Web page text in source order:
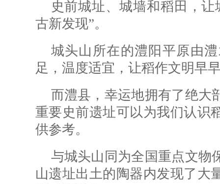
史前城址、城墙和稻田，
古新发现”。
城头山所在的澧阳平原由
足，温度适宜，让稻作文明早
而澧县，幸运地拥有了绝大
重要史前遗址可以为我们认识
供参考。
与城头山同为全国重点文物
山遗址出土的陶器内发现了大